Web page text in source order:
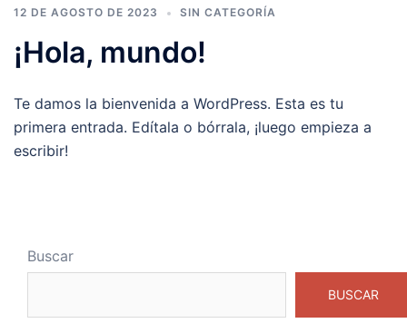
12 DE AGOSTO DE 2023 SIN CATEGORÍA
¡Hola, mundo!
Te damos la bienvenida a WordPress. Esta es tu
primera entrada. Edítala o bórrala, ¡luego empieza a
escribir!
Buscar
BUSCAR